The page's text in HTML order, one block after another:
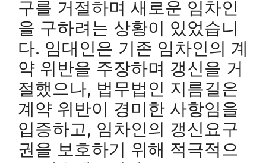
구를 거절하며 새로운 임차인
을 구하려는 상황이 있었습니
다. 임대인은 기존 임차인의 계
약 위반을 주장하며 갱신을 거
절했으나, 법무법인 지름길은
계약 위반이 경미한 사항임을
입증하고, 임차인의 갱신요구
권을 보호하기 위해 적극적으